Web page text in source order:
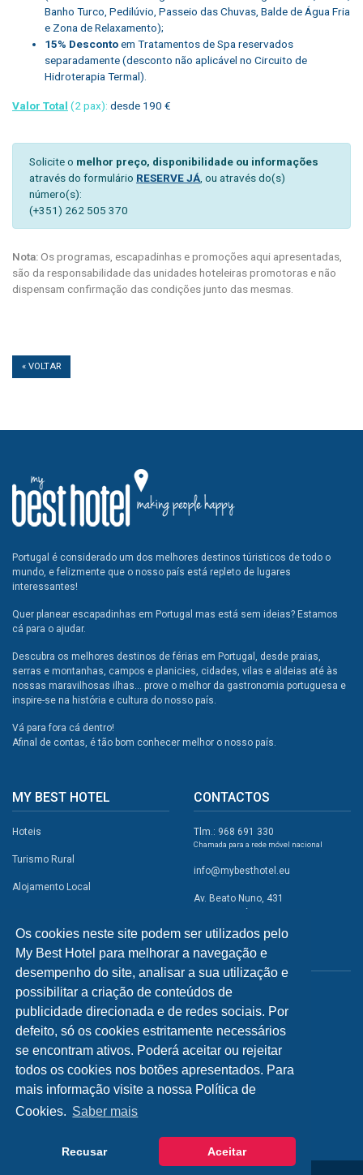
Os cookies neste site podem ser utilizados pelo
My Best Hotel para melhorar a navegação e
desempenho do site, analisar a sua utilização e
possibilitar a criação de conteúdos de
publicidade direcionada e de redes sociais. Por
defeito, só os cookies estritamente necessários
se encontram ativos. Poderá aceitar ou rejeitar
todos os cookies nos botões apresentados. Para
mais informação visite a nossa Política de
Cookies. Saber mais
Recusar Aceitar
Banho Turco, Pedilúvio, Passeio das Chuvas, Balde de Água Fria
e Zona de Relaxamento);
15% Descontoem Tratamentos de Spa reservados
separadamente (desconto não aplicável no Circuito de
Hidroterapia Termal).
Valor Total (2 pax): desde 190 €
Solicite o melhor preço, disponibilidade ou informações
através do formulário RESERVE JÁ , ou através do(s)
número(s):
(+351) 262 505 370
Nota:Os programas, escapadinhas e promoções aqui apresentadas,
são da responsabilidade das unidades hoteleiras promotoras e não
dispensam confirmação das condições junto das mesmas.
« VOLTAR
Portugal é considerado um dos melhores destinos túristicos de todo o
mundo, e felizmente que o nosso país está repleto de lugares
interessantes!
Quer planear escapadinhas em Portugal mas está sem ideias? Estamos
cá para o ajudar.
Descubra os melhores destinos de férias em Portugal, desde praias,
serras e montanhas, campos e planicies, cidades, vilas e aldeias até às
nossas maravilhosas ilhas... prove o melhor da gastronomia portuguesa e
inspire-se na história e cultura do nosso país.
Vá para fora cá dentro!
Afinal de contas, é tão bom conhecer melhor o nosso país.
MY BEST HOTEL
Hoteis
Turismo Rural
Alojamento Local
Campismo
Atividades
Restaurantes
A Visitar
INFORMAÇÕES
Política de Privacidade
CONTACTOS
Tlm.: 968 691 330
Chamada para a rede móvel nacional
info@mybesthotel.eu
Av. Beato Nuno, 431
2495-401 Fátima
REDES SOCIAIS